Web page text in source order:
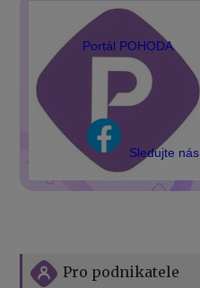
Portál POHODA
Sledujte nás
Pro podnikatele